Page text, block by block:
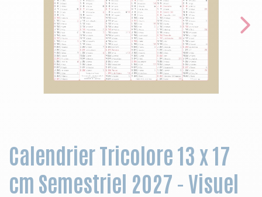
Calendrier Tricolore 13 x 17
cm Semestriel 2027 - Visuel